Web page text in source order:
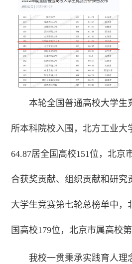
本轮全国普通高校大学生
所本科院校入围，北方工业大
64.87居全国高校151位，北京
合获奖贡献、组织贡献和研究
大学生竞赛第七轮总榜单中，
国高校179位，北京市属高校第
我校一贯秉承实践育人理